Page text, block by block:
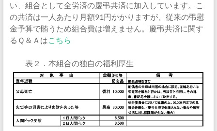
い、組合として全労済の慶弔共済に加入しています。こ
の共済は一人あたり月額91円かかりますが、従来の弔慰
金予算で賄うため組合費は増えません。慶弔共済に関す
るＱ＆Ａはこちら
表２．本組合の独自の福利厚生